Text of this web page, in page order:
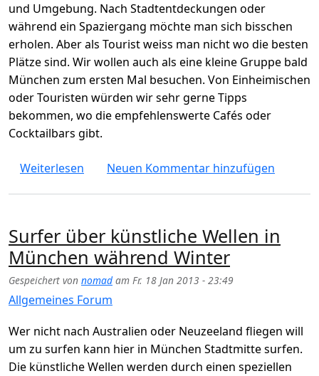
und Umgebung. Nach Stadtentdeckungen oder
während ein Spaziergang möchte man sich bisschen
erholen. Aber als Tourist weiss man nicht wo die besten
Plätze sind. Wir wollen auch als eine kleine Gruppe bald
München zum ersten Mal besuchen. Von Einheimischen
oder Touristen würden wir sehr gerne Tipps
bekommen, wo die empfehlenswerte Cafés oder
Cocktailbars gibt.
Weiterlesen über Die empfehlenswerten Café-
Neuen Kommentar hinzufügen
Surfer über künstliche Wellen in
München während Winter
Gespeichert von nomad am Fr. 18 Jan 2013 - 23:49
Allgemeines Forum
Wer nicht nach Australien oder Neuzeeland fliegen will
um zu surfen kann hier in München Stadtmitte surfen.
Die künstliche Wellen werden durch einen speziellen